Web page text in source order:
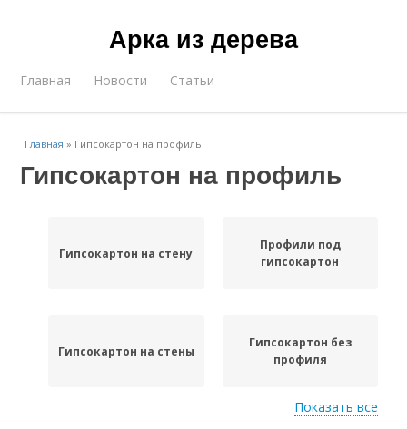
Арка из дерева
Главная Новости Статьи
Главная » Гипсокартон на профиль
Гипсокартон на профиль
Гипсокартон на стену
Профили под
гипсокартон
Гипсокартон на стены
Гипсокартон без
профиля
Показать все